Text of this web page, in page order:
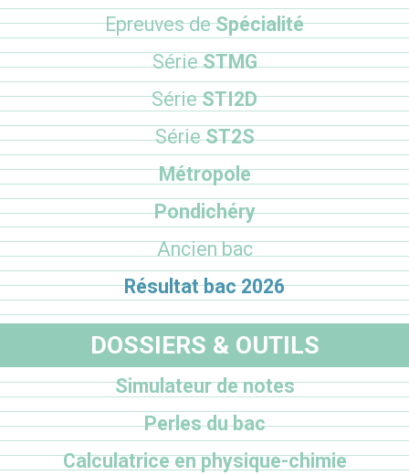
Epreuves deSpécialité
SérieSTMG
SérieSTI2D
SérieST2S
Métropole
Pondichéry
Ancien bac
Résultat bac 2026
DOSSIERS & OUTILS
Simulateur de notes
Perles du bac
Calculatrice en physique-chimie